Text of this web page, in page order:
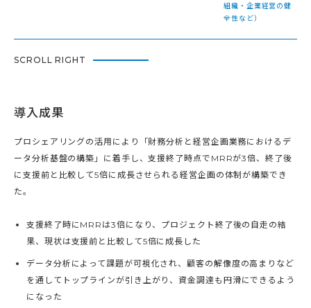
組織・企業経営の健
全性など）
SCROLL RIGHT
導入成果
プロシェアリングの活用により「財務分析と経営企画業務におけるデ
ータ分析基盤の構築」に着手し、支援終了時点でMRRが3倍、終了後
に支援前と比較して5倍に成長させられる経営企画の体制が構築でき
た。
支援終了時にMRRは3倍になり、プロジェクト終了後の自走の結
果、現状は支援前と比較して5倍に成長した
データ分析によって課題が可視化され、顧客の解像度の高まりなど
を通してトップラインが引き上がり、資金調達も円滑にできるよう
になった